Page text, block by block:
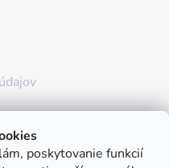
poskytovanie funkcií